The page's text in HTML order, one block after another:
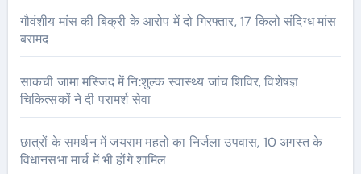
गौवंशीय मांस की बिक्री के आरोप में दो गिरफ्तार, 17 किलो संदिग्ध मांस
बरामद
साकची जामा मस्जिद में नि:शुल्क स्वास्थ्य जांच शिविर, विशेषज्ञ
चिकित्सकों ने दी परामर्श सेवा
छात्रों के समर्थन में जयराम महतो का निर्जला उपवास, 10 अगस्त के
विधानसभा मार्च में भी होंगे शामिल